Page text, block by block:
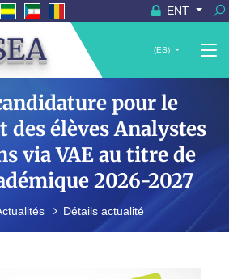
ENT
(ES)
pour le
des élèves Analystes
via VAE au titre de
2026-2027
Détails actualité